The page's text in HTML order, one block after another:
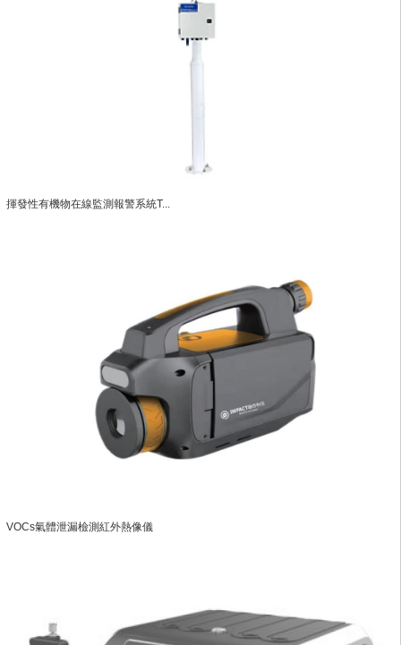
揮發性有機物在線監測報警系統T...
VOCs氣體泄漏檢測紅外熱像儀